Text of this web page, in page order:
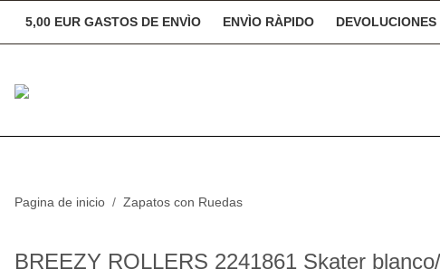
5,00 EUR GASTOS DE ENVÌO ENVÌO RÀPIDO DEVOLUCIONES
Pagina de inicio Zapatos con Ruedas
BREEZY ROLLERS 2241861 Skater